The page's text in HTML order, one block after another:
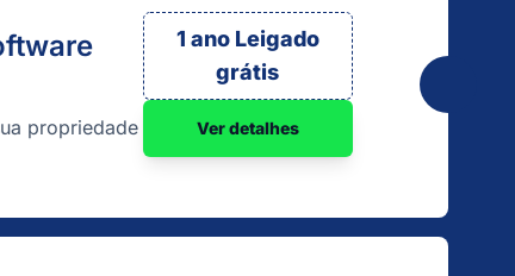
propriedade
1 ano Leigado
grátis
Ver detalhes